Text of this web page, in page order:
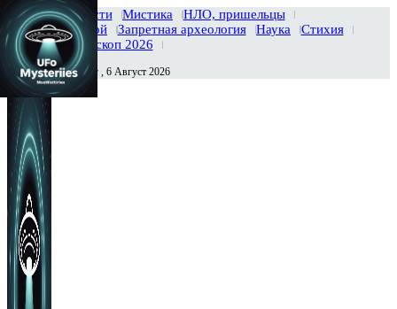
Главная Новости Мистика
НЛО, пришельцы
Тайны вселенной
Запретная археология Наука
Стихия
История
Гороскоп 2026
Сегодня Четверг , 6 Август 2026